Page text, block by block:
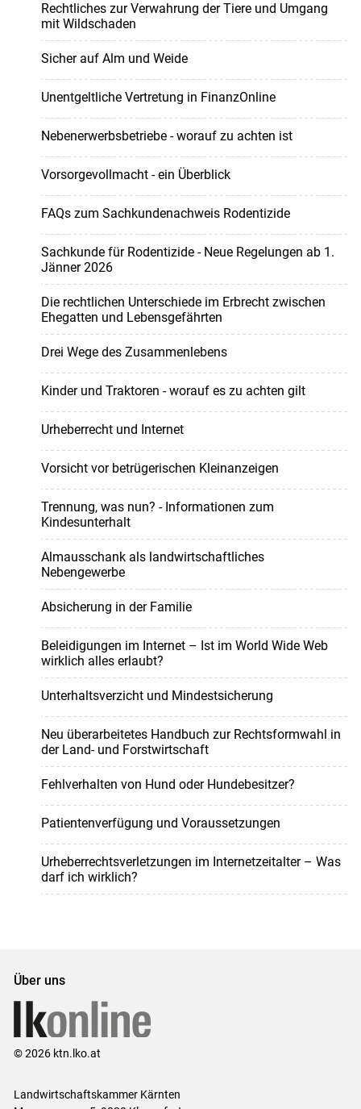
Rechtliches zur Verwahrung der Tiere und Umgang
mit Wildschaden
Sicher auf Alm und Weide
Unentgeltliche Vertretung in FinanzOnline
Nebenerwerbsbetriebe - worauf zu achten ist
Vorsorgevollmacht - ein Überblick
FAQs zum Sachkundenachweis Rodentizide
Sachkunde für Rodentizide - Neue Regelungen ab 1.
Jänner 2026
Die rechtlichen Unterschiede im Erbrecht zwischen
Ehegatten und Lebensgefährten
Drei Wege des Zusammenlebens
Kinder und Traktoren - worauf es zu achten gilt
Urheberrecht und Internet
Vorsicht vor betrügerischen Kleinanzeigen
Trennung, was nun? - Informationen zum
Kindesunterhalt
Almausschank als landwirtschaftliches
Nebengewerbe
Absicherung in der Familie
Beleidigungen im Internet – Ist im World Wide Web
wirklich alles erlaubt?
Unterhaltsverzicht und Mindestsicherung
Neu überarbeitetes Handbuch zur Rechtsformwahl in
der Land- und Forstwirtschaft
Fehlverhalten von Hund oder Hundebesitzer?
Patientenverfügung und Voraussetzungen
Urheberrechtsverletzungen im Internetzeitalter – Was
darf ich wirklich?
Über uns
© 2026 ktn.lko.at
Landwirtschaftskammer Kärnten